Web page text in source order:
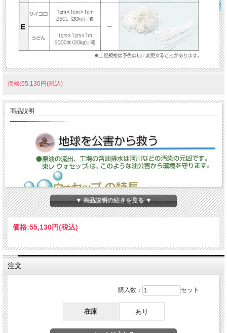
価格:55,130円(税込)
商品説明
▼ 商品説明の続きを見る ▼
価格:55,130円(税込)
注文
購入数： セット
在庫 あり